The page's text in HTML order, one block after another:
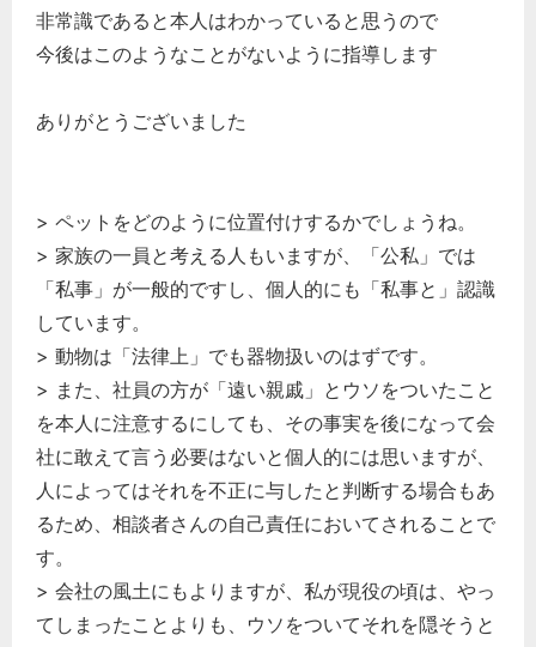
非常識であると本人はわかっていると思うので
今後はこのようなことがないように指導します
ありがとうございました
> ペットをどのように位置付けするかでしょうね。
> 家族の一員と考える人もいますが、「公私」では
「私事」が一般的ですし、個人的にも「私事と」認識
しています。
> 動物は「法律上」でも器物扱いのはずです。
> また、社員の方が「遠い親戚」とウソをついたこと
を本人に注意するにしても、その事実を後になって会
社に敢えて言う必要はないと個人的には思いますが、
人によってはそれを不正に与したと判断する場合もあ
るため、相談者さんの自己責任においてされることで
す。
> 会社の風土にもよりますが、私が現役の頃は、やっ
てしまったことよりも、ウソをついてそれを隠そうと